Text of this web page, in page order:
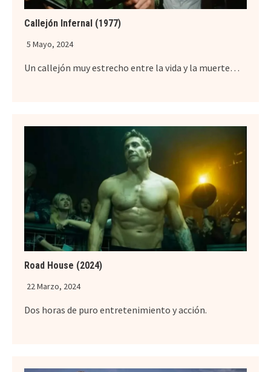
Callejón Infernal (1977)
5 Mayo, 2024
Un callejón muy estrecho entre la vida y la muerte…
Road House (2024)
22 Marzo, 2024
Dos horas de puro entretenimiento y acción.